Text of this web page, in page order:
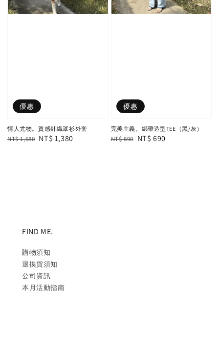
優惠
情人尤物。質感針織罩衫外套
Regular
NT$ 1,680 Sale
NT$ 1,380
優惠
完美主義。綁帶造型TEE（黑/灰）
Regular
NT$ 890 Sale
NT$ 690
FIND ME.
購物須知
退換貨須知
公司資訊
本月活動指南